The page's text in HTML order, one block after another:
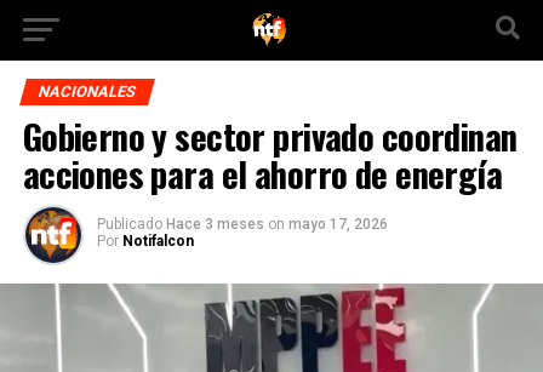
NACIONALES
Gobierno y sector privado coordinan
acciones para el ahorro de energía
Publicado Hace 3 meses on mayo 17, 2026
Por Notifalcon